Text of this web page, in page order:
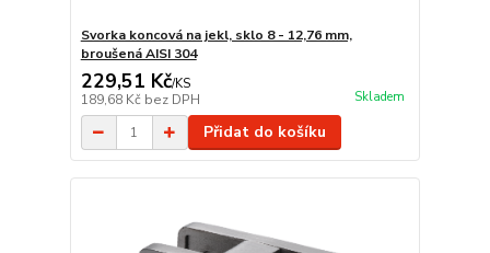
Svorka koncová na jekl, sklo 8 - 12,76 mm,
broušená AISI 304
229,51 Kč/KS
189,68 Kč bez DPH Skladem
Přidat do košíku